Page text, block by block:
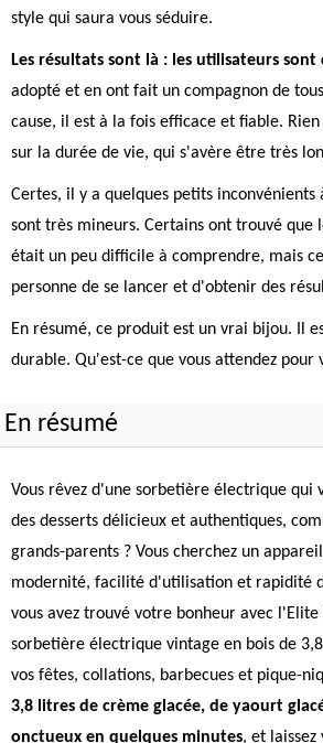
style qui saura vous séduire.
Les résultats sont là : les utilisateurs sont
adopté et en ont fait un compagnon de
cause, il est à la fois efficace et fiable.
sur la durée de vie, qui s'avère être très
Certes, il y a quelques petits inconvénients
sont très mineurs. Certains ont trouvé que
était un peu difficile à comprendre, mais
personne de se lancer et d'obtenir des
En résumé, ce produit est un vrai bijou. Il
durable. Qu'est-ce que vous attendez pour
En résumé
Vous rêvez d'une sorbetière électrique qui
des desserts délicieux et authentiques,
grands-parents ? Vous cherchez un
modernité, facilité d'utilisation et rapidité
vous avez trouvé votre bonheur avec
sorbetière électrique vintage en bois de
vos fêtes, collations, barbecues et pique-
3,8 litres de crème glacée, de yaourt
onctueux en quelques minutes, et laissez